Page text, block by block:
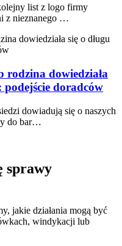
list z logo firmy
z nieznanego …
rodzina dowiedziała
podejście doradców
dowiadują się o naszych
do bar…
sprawy
jakie działania mogą być
windykacji lub